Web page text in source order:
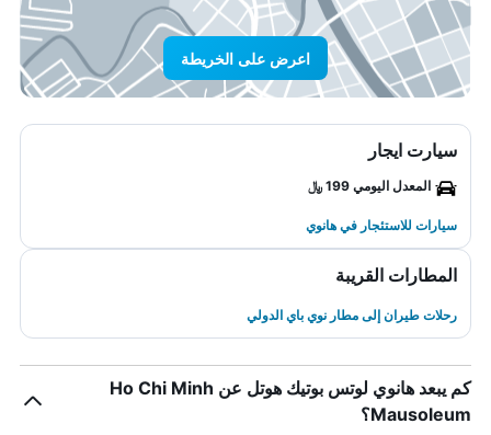
اعرض على الخريطة
سيارت ايجار
المعدل اليومي 199 ﷼
سيارات للاستئجار في هانوي
المطارات القريبة
رحلات طيران إلى مطار نوي باي الدولي
كم يبعد هانوي لوتس بوتيك هوتل عن Ho Chi Minh
Mausoleum؟